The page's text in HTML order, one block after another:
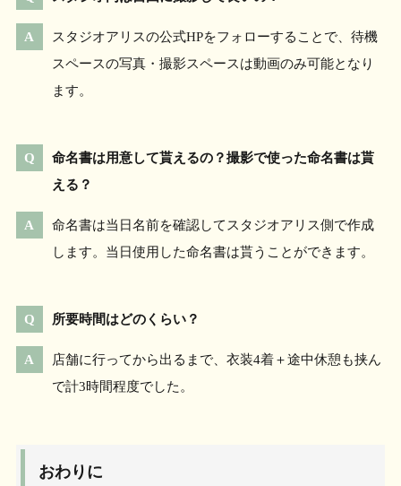
スタジオアリスの公式HPをフォローすることで、待機
スペースの写真・撮影スペースは動画のみ可能となり
ます。
命名書は用意して貰えるの？撮影で使った命名書は貰
える？
命名書は当日名前を確認してスタジオアリス側で作成
します。当日使用した命名書は貰うことができます。
所要時間はどのくらい？
店舗に行ってから出るまで、衣装4着＋途中休憩も挟ん
で計3時間程度でした。
おわりに